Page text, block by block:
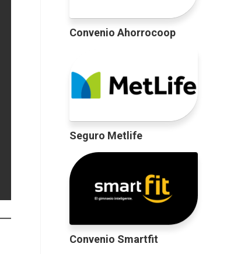
Convenio Ahorrocoop
Seguro Metlife
Convenio Smartfit